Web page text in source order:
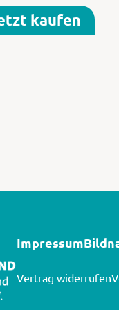
kaufen
Impressum
Vertrag widerrufen